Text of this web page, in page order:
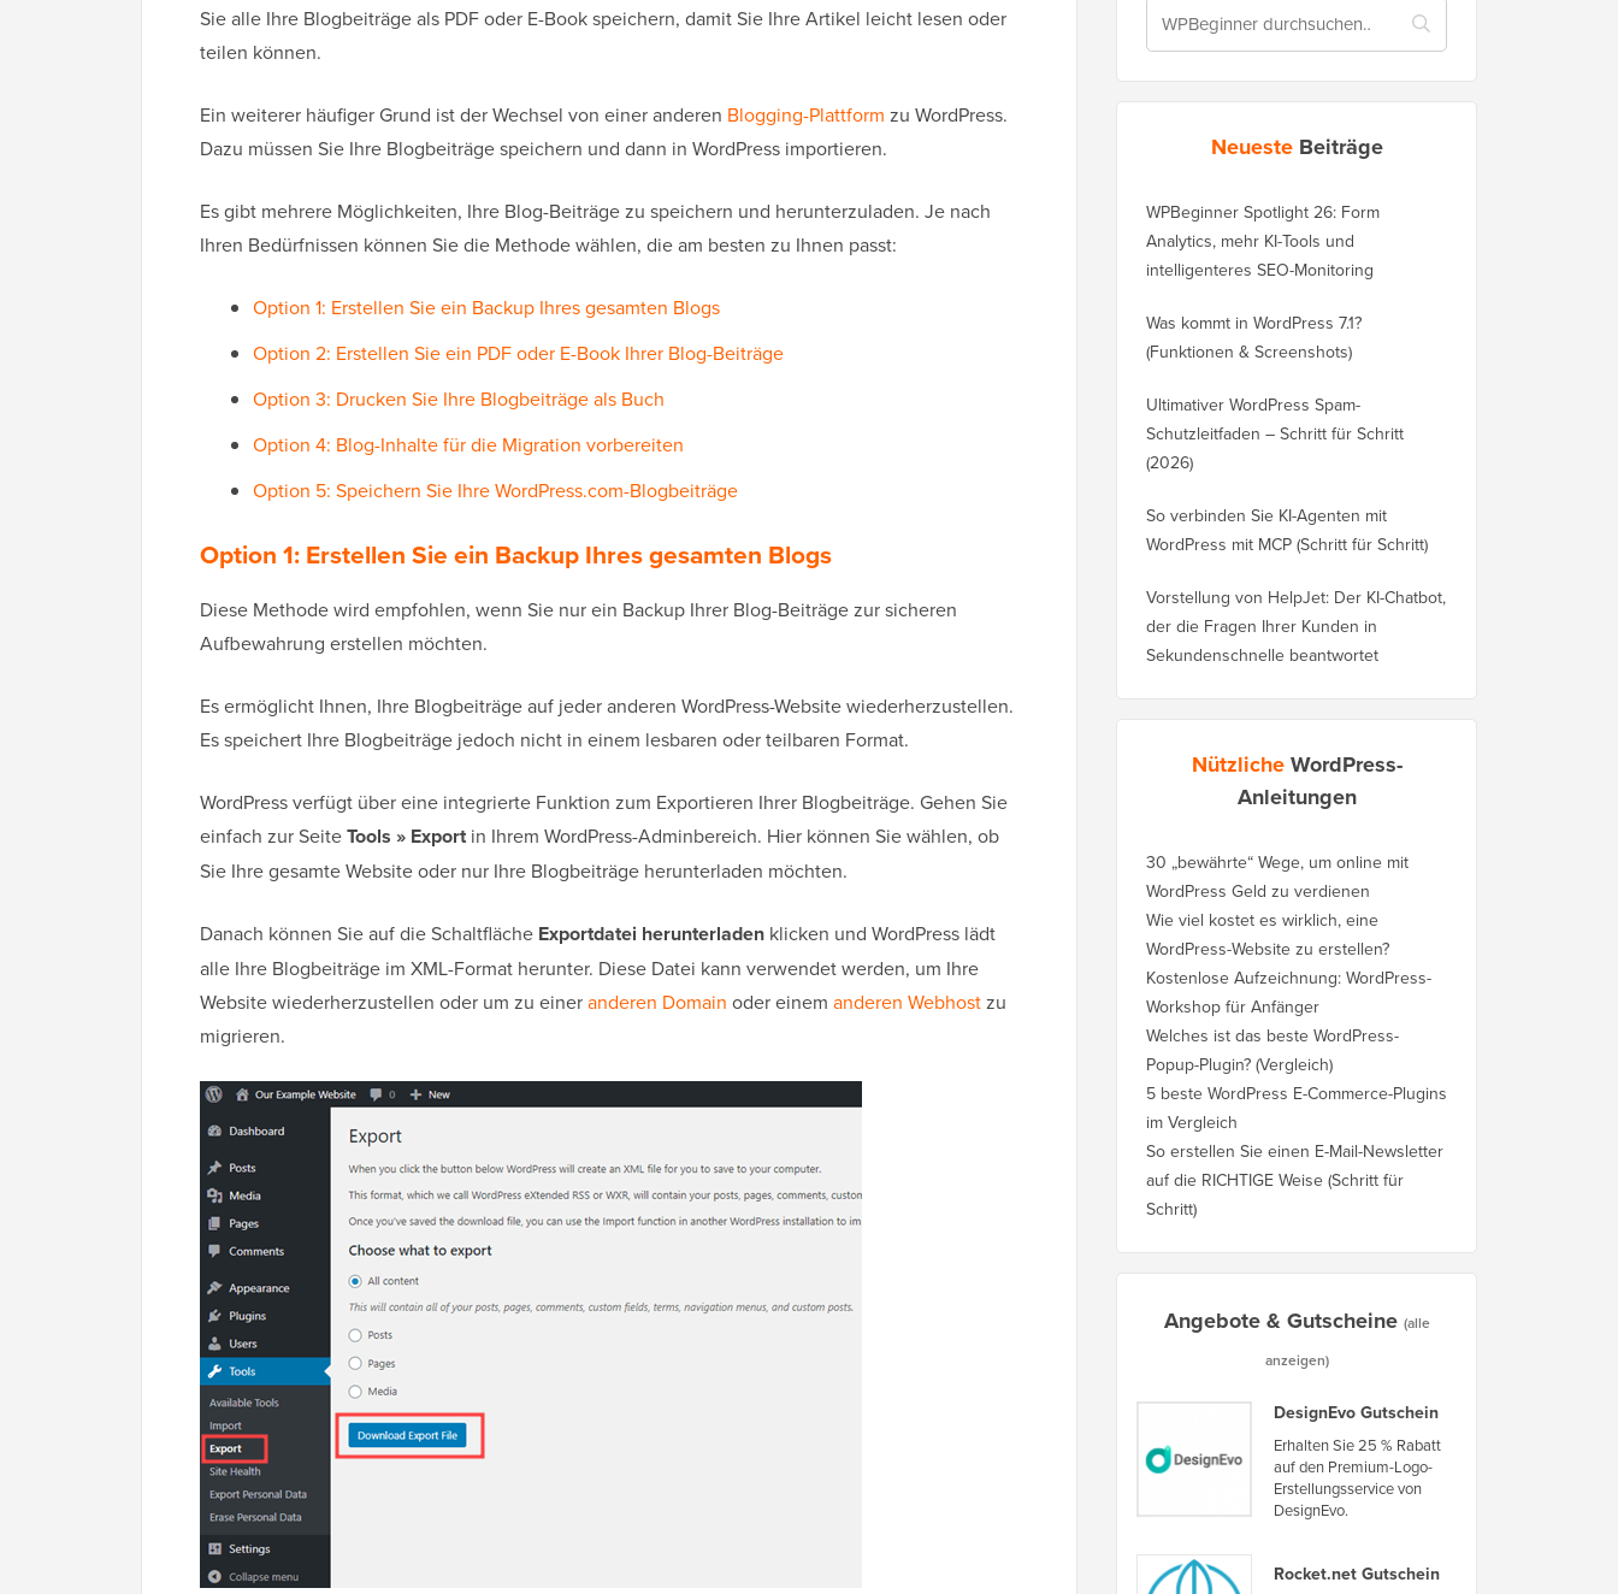
Sie alle Ihre Blogbeiträge als PDF oder E-Book speichern, damit Sie Ihre Artikel leicht lesen oder
teilen können.
Ein weiterer häufiger Grund ist der Wechsel von einer anderen Blogging-Plattform zu WordPress.
Dazu müssen Sie Ihre Blogbeiträge speichern und dann in WordPress importieren.
Es gibt mehrere Möglichkeiten, Ihre Blog-Beiträge zu speichern und herunterzuladen. Je nach
Ihren Bedürfnissen können Sie die Methode wählen, die am besten zu Ihnen passt:
Option 1: Erstellen Sie ein Backup Ihres gesamten Blogs
Option 2: Erstellen Sie ein PDF oder E-Book Ihrer Blog-Beiträge
Option 3: Drucken Sie Ihre Blogbeiträge als Buch
Option 4: Blog-Inhalte für die Migration vorbereiten
Option 5: Speichern Sie Ihre WordPress.com-Blogbeiträge
Option 1: Erstellen Sie ein Backup Ihres gesamten Blogs
Diese Methode wird empfohlen, wenn Sie nur ein Backup Ihrer Blog-Beiträge zur sicheren
Aufbewahrung erstellen möchten.
Es ermöglicht Ihnen, Ihre Blogbeiträge auf jeder anderen WordPress-Website wiederherzustellen.
Es speichert Ihre Blogbeiträge jedoch nicht in einem lesbaren oder teilbaren Format.
WordPress verfügt über eine integrierte Funktion zum Exportieren Ihrer Blogbeiträge. Gehen Sie
einfach zur SeiteTools » Exportin Ihrem WordPress-Adminbereich. Hier können Sie wählen, ob
Sie Ihre gesamte Website oder nur Ihre Blogbeiträge herunterladen möchten.
Danach können Sie auf die Schaltfläche Exportdatei herunterladen klicken und WordPress lädt
alle Ihre Blogbeiträge im XML-Format herunter. Diese Datei kann verwendet werden, um Ihre
Website wiederherzustellen oder um zu eineranderen Domain oder einem anderen Webhostzu
migrieren.
Neueste Beiträge
WPBeginner Spotlight 26: Form
Analytics, mehr KI-Tools und
intelligenteres SEO-Monitoring
Was kommt in WordPress 7.1?
(Funktionen & Screenshots)
Ultimativer WordPress Spam-
Schutzleitfaden – Schritt für Schritt
(2026)
So verbinden Sie KI-Agenten mit
WordPress mit MCP (Schritt für Schritt)
Vorstellung von HelpJet: Der KI-Chatbot,
der die Fragen Ihrer Kunden in
Sekundenschnelle beantwortet
NützlicheWordPress-
Anleitungen
30 „bewährte“ Wege, um online mit
WordPress Geld zu verdienen
Wie viel kostet es wirklich, eine
WordPress-Website zu erstellen?
Kostenlose Aufzeichnung: WordPress-
Workshop für Anfänger
Welches ist das beste WordPress-
Popup-Plugin? (Vergleich)
5 beste WordPress E-Commerce-Plugins
im Vergleich
So erstellen Sie einen E-Mail-Newsletter
auf die RICHTIGE Weise (Schritt für
Schritt)
Angebote & Gutscheine (alle
anzeigen)
DesignEvo Gutschein
Erhalten Sie 25 % Rabatt
auf den Premium-Logo-
Erstellungsservice von
DesignEvo.
Rocket.net Gutschein